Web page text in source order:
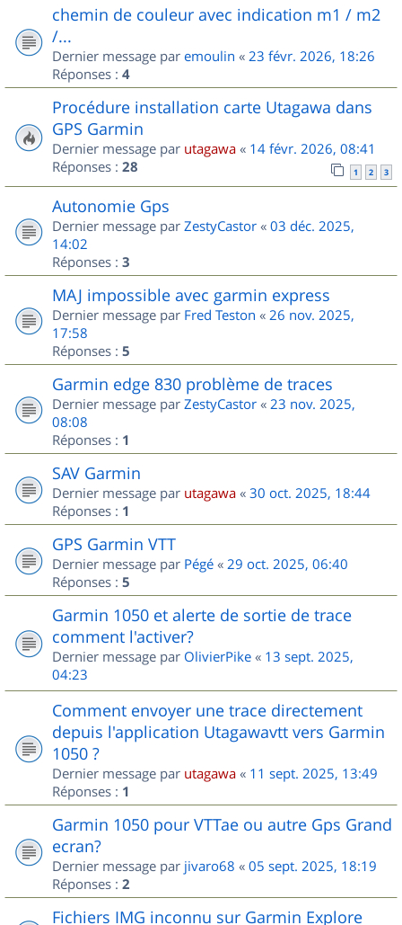
chemin de couleur avec indication m1 / m2
/...
Dernier message par emoulin « 23 févr. 2026, 18:26
Réponses : 4
Procédure installation carte Utagawa dans
GPS Garmin
Dernier message par utagawa « 14 févr. 2026, 08:41
Réponses : 28 1 2 3
Autonomie Gps
Dernier message par ZestyCastor « 03 déc. 2025,
14:02
Réponses : 3
MAJ impossible avec garmin express
Dernier message par Fred Teston « 26 nov. 2025,
17:58
Réponses : 5
Garmin edge 830 problème de traces
Dernier message par ZestyCastor « 23 nov. 2025,
08:08
Réponses : 1
SAV Garmin
Dernier message par utagawa « 30 oct. 2025, 18:44
Réponses : 1
GPS Garmin VTT
Dernier message par Pégé « 29 oct. 2025, 06:40
Réponses : 5
Garmin 1050 et alerte de sortie de trace
comment l'activer?
Dernier message par OlivierPike « 13 sept. 2025,
04:23
Comment envoyer une trace directement
depuis l'application Utagawavtt vers Garmin
1050 ?
Dernier message par utagawa « 11 sept. 2025, 13:49
Réponses : 1
Garmin 1050 pour VTTae ou autre Gps Grand
ecran?
Dernier message par jivaro68 « 05 sept. 2025, 18:19
Réponses : 2
Fichiers IMG inconnu sur Garmin Explore